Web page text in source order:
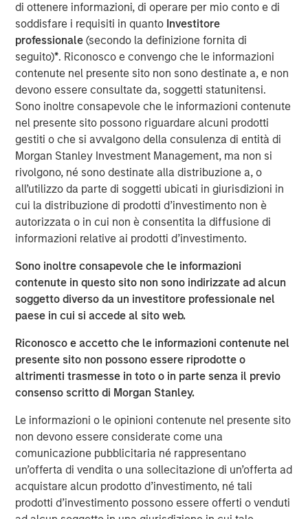
di ottenere informazioni, di operare per mio conto e di
soddisfare i requisiti in quanto Investitore
professionale(secondo la definizione fornita di
seguito)*. Riconosco e convengo che le informazioni
contenute nel presente sito non sono destinate a, e non
devono essere consultate da, soggetti statunitensi.
Sono inoltre consapevole che le informazioni contenute
nel presente sito possono riguardare alcuni prodotti
gestiti o che si avvalgono della consulenza di entità di
Morgan Stanley Investment Management, ma non si
rivolgono, né sono destinate alla distribuzione a, o
all’utilizzo da parte di soggetti ubicati in giurisdizioni in
cui la distribuzione di prodotti d’investimento non è
autorizzata o in cui non è consentita la diffusione di
informazioni relative ai prodotti d’investimento.
Sono inoltre consapevole che le informazioni
contenute in questo sito non sono indirizzate ad alcun
soggetto diverso da un investitore professionale nel
paese in cui si accede al sito web.
Riconosco e accetto che le informazioni contenute nel
presente sito non possono essere riprodotte o
altrimenti trasmesse in toto o in parte senza il previo
consenso scritto di Morgan Stanley.
Le informazioni o le opinioni contenute nel presente sito
non devono essere considerate come una
comunicazione pubblicitaria né rappresentano
un’offerta di vendita o una sollecitazione di un’offerta ad
acquistare alcun prodotto d’investimento, né tali
prodotti d’investimento possono essere offerti o venduti
Anthony Eames, Managing Director of Responsible
Investment Strategy at Calvert Research and
Management, discusses what sets responsible investing
apart. He emphasizes that integrating environmental,
social, and governance factors into investment decisions
may lead to better long-term performance and risk
management. Anthony highlights how responsible
investing aligns with evolving investor priorities and
values as well as regulatory trends, and how Calvert’s
proprietary research and active engagement with
companies help drive positive change. He also notes that
responsible investing is not just ethical but increasingly
essential for identifying resilient, forward-looking
companies in a rapidly changing global economy.
Vedi video
See below for more important disclosures.
Core Responsible Index ETF (CVLC) pleaseclick here.
For more information about the Calvert International
Responsible Index ETF (CVIE) pleaseclick here.
Calvert Research and Management Team